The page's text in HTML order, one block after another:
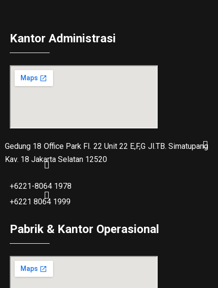
Kantor Administrasi
Gedung 18 Office Park Fl. 22 Unit 22 E,F,G Jl.TB. Simatupang
Kav. 18 Jakarta Selatan 12520
+6221-8064 1978
+6221 8064 1999
Pabrik & Kantor Operasional